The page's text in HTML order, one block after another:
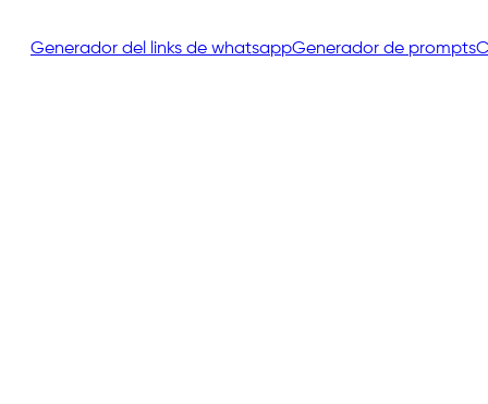
Generador del links de whatsappGenerador de prompts